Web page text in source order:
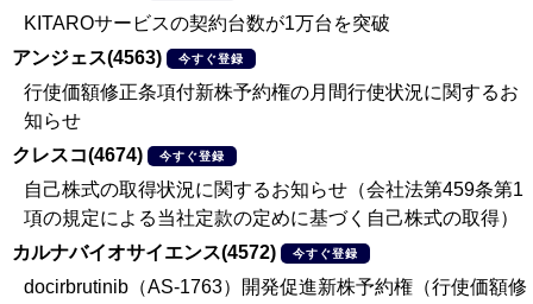
KITAROサービスの契約台数が1万台を突破
アンジェス(4563)
今すぐ登録
行使価額修正条項付新株予約権の月間行使状況に関するお
知らせ
クレスコ(4674)
今すぐ登録
自己株式の取得状況に関するお知らせ（会社法第459条第1
項の規定による当社定款の定めに基づく自己株式の取得）
カルナバイオサイエンス(4572)
今すぐ登録
docirbrutinib（AS-1763）開発促進新株予約権（行使価額修